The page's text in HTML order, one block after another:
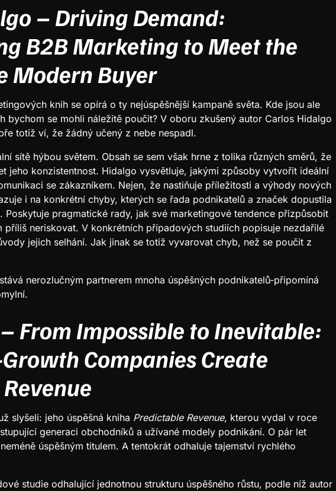
– Driving Demand:
B2B Marketing to Meet the
Modern Buyer
knih se opírá o ty nejúspěšnější kampaně světa. Kde jsou ale
bychom se mohli náležitě poučit? V oboru zkušený autor Carlos Hidalgo
totiž ví, že žádný učený z nebe nespadl.
sítě hýbou světem. Obsah se sem však hrne z tolika různých směrů, že
jeho konzistentnost. Hidalgo vysvětluje, jakými způsoby vytvořit ideální
se zákazníkem. Nejen, že nastiňuje příležitosti a výhody nových
i na konkrétní chyby, kterých se řada podnikatelů a značek dopustila
Poskytuje pragmatické rady, jak své marketingové tendence přizpůsobit
příliš neriskovat. V konkrétních případových studiích popisuje nezdařilé
jejich selhání. Jak jinak se totiž vyvarovat chyb, než se poučit z
nerozlučným partnerem mnoha úspěšných podnikatelů-připomíná
From Impossible to Inevitable:
Companies Create
slyšeli: jeho úspěšná kniha Predictable Revenue, kterou vydal v roce
generaci obchodníků a užívané modely podnikání. O pár let
úspěšným titulem. A tentokrát odhaluje tajemství rychlého
studie odhalující jednotnou strukturu úspěšného růstu, podle níž autor